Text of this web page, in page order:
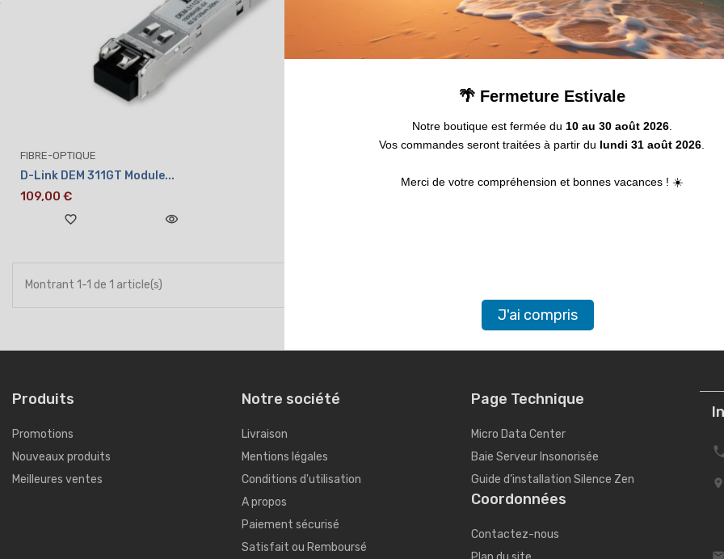
FIBRE-OPTIQUE
D-Link DEM 311GT Module...
109,00 €
favorite_border
visibility
Montrant 1-1 de 1 article(s)
Produits
Promotions
Nouveaux produits
Meilleures ventes
Notre société
Livraison
Mentions légales
Conditions d'utilisation
A propos
Paiement sécurisé
Satisfait ou Remboursé
Page Technique
Micro Data Center
Baie Serveur Insonorisée
Guide d’installation Silence Zen
Coordonnées
Contactez-nous


🌴 Fermeture Estivale
Notre boutique est fermée du 10 au 30 août 2026.
Vos commandes seront traitées à partir du lundi 31 août 2026
Merci de votre compréhension et bonnes vacances ! ☀️
J'ai compris